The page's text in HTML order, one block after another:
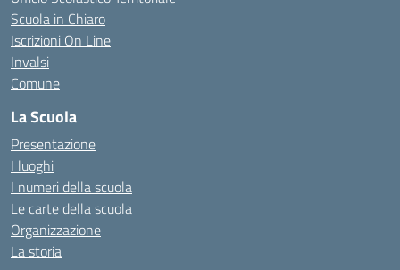
Scuola in Chiaro
Iscrizioni On Line
Invalsi
Comune
La Scuola
Presentazione
I luoghi
I numeri della scuola
Le carte della scuola
Organizzazione
La storia